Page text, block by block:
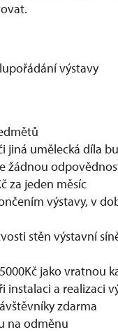
výstavy
jiná umělecká díla
žádnou
za jeden měsíc
výstavy, v
stěn výstavní
jako vratnou
a realizaci
zdarma
na odměnu